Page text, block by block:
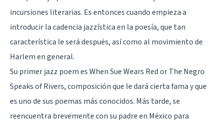
incursiones literarias. Es entonces cuando empieza a
introducir la cadencia jazzística en la poesía, que tan
característica le será después, así como al movimiento de
Harlem en general.
Su primer jazz poem es When Sue Wears Red or The Negro
Speaks of Rivers, composición que le dará cierta fama y que
es uno de sus poemas más conocidos. Más tarde, se
reencuentra brevemente con su padre en México para